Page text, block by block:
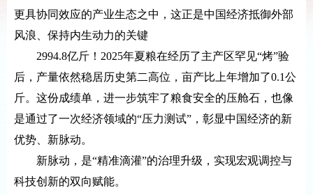
更具协同效应的产业生态之中，这正是中国经济抵御外部
风浪、保持内生动力的关键
2994.8亿斤！2025年夏粮在经历了主产区罕见“烤”验
后，产量依然稳居历史第二高位，亩产比上年增加了0.1公
斤。这份成绩单，进一步筑牢了粮食安全的压舱石，也像
是通过了一次经济领域的“压力测试”，彰显中国经济的新
优势、新脉动。
新脉动，是“精准滴灌”的治理升级，实现宏观调控与
科技创新的双向赋能。